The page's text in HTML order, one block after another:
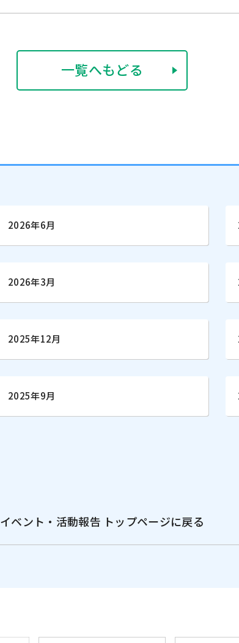
一覧へもどる
2026年6月
2026年3月
2025年12月
2025年9月
イベント・活動報告 トップページに戻る